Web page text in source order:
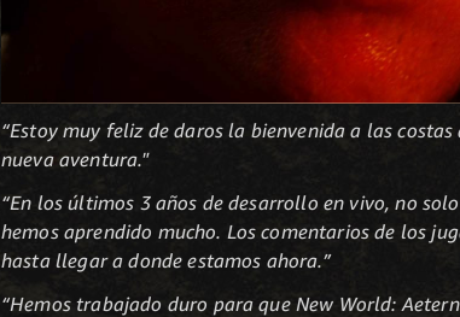
“Estoy muy feliz de daros la bienvenida a las
nueva aventura."
“En los últimos 3 años de desarrollo en vivo, no
hemos aprendido mucho. Los comentarios de los
hasta llegar a donde estamos ahora.”
“Hemos trabajado duro para que New World: